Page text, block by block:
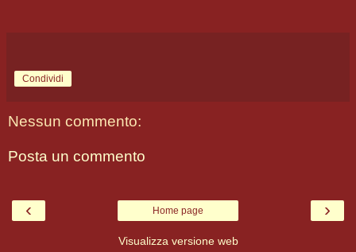
Condividi
Nessun commento:
Posta un commento
‹ ›
Home page
Visualizza versione web